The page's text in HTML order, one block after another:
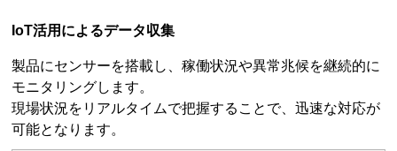
IoT活用によるデータ収集
製品にセンサーを搭載し、稼働状況や異常兆候を継続的に
モニタリングします。
現場状況をリアルタイムで把握することで、迅速な対応が
可能となります。